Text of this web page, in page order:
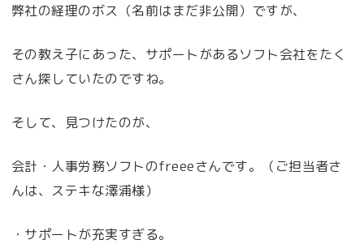
弊社の経理のボス（名前はまだ非公開）ですが、
その教え子にあった、サポートがあるソフト会社をたく
さん探していたのですね。
そして、見つけたのが、
会計・人事労務ソフトのfreeeさんです。（ご担当者さ
んは、ステキな澤浦様）
・サポートが充実すぎる。